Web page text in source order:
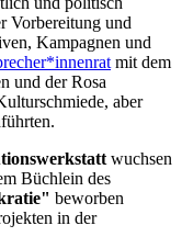
Vorbereitung und
Kampagnen und
mit dem
und der Rosa
aber
wuchsen
Büchlein des
beworben
in der